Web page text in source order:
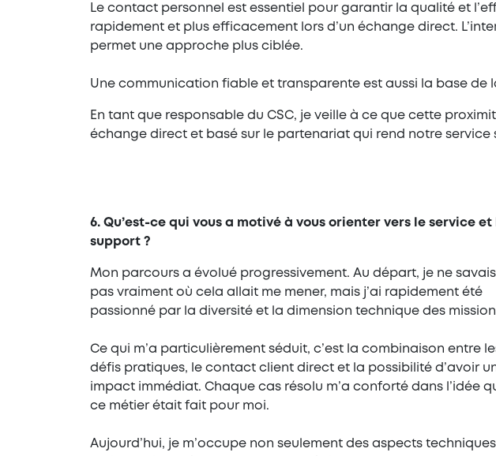
Le contact personnel est essentiel pour garantir la qualité et
rapidement et plus efficacement lors d’un échange direct.
permet une approche plus ciblée.
Une communication fiable et transparente est aussi la base
En tant que responsable du CSC, je veille à ce que cette
échange direct et basé sur le partenariat qui rend notre
6. Qu’est-ce qui vous a motivé à vous orienter vers le service et
support ?
Mon parcours a évolué progressivement. Au départ, je ne savais
pas vraiment où cela allait me mener, mais j’ai rapidement été
passionné par la diversité et la dimension technique des
Ce qui m’a particulièrement séduit, c’est la combinaison entre
défis pratiques, le contact client direct et la possibilité d’avoir
impact immédiat. Chaque cas résolu m’a conforté dans l’idée
ce métier était fait pour moi.
Aujourd’hui, je m’occupe non seulement des aspects